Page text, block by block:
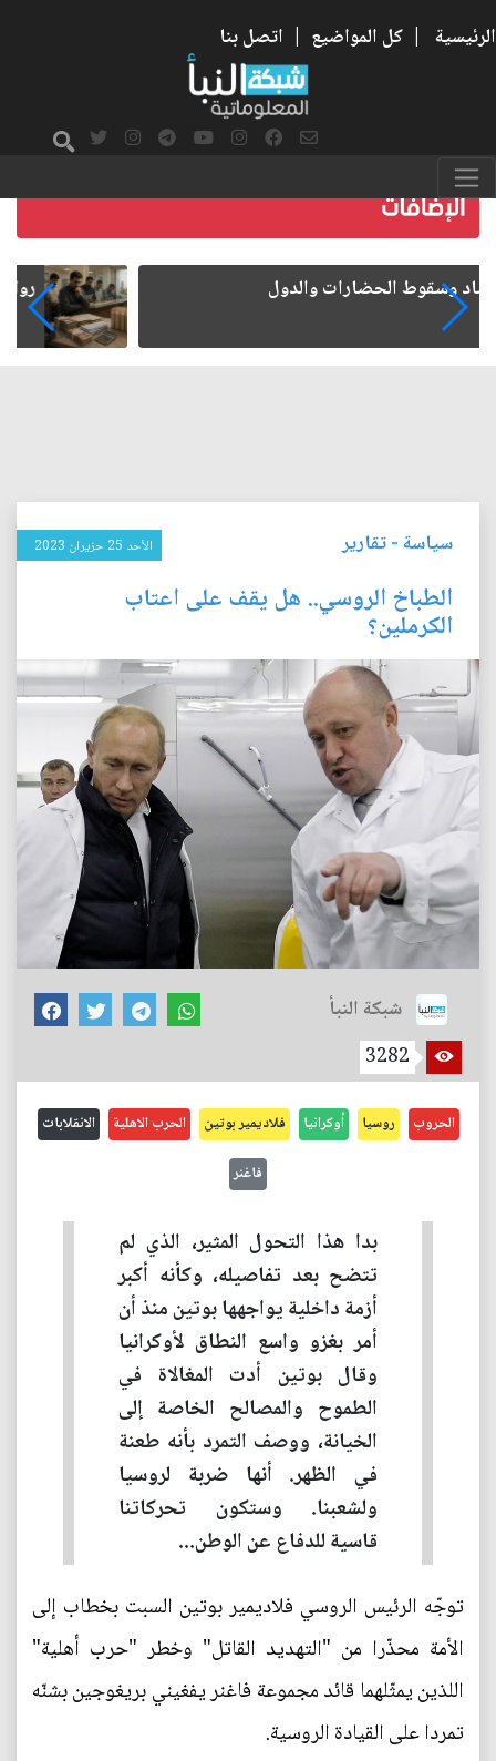
الرئيسية | كل المواضيع | اتصل بنا
رواتب الموظفين على صفيح ساخن
سياسة-تقارير الأحد 25 حزيران 2023
الطباخ الروسي.. هل يقف على اعتاب
الكرملين؟
شبكة النبأ
3282
الحروب روسيا أوكرانيا فلاديمير بوتين الحرب الاهلية الانقلابات
فاغنر
بدا هذا التحول المثير، الذي لم
تتضح بعد تفاصيله، وكأنه أكبر
أزمة داخلية يواجهها بوتين منذ أن
أمر بغزو واسع النطاق لأوكرانيا
وقال بوتين أدت المغالاة في
الطموح والمصالح الخاصة إلى
الخيانة، ووصف التمرد بأنه طعنة
في الظهر. أنها ضربة لروسيا
ولشعبنا. وستكون تحركاتنا
قاسية للدفاع عن الوطن...
توجّه الرئيس الروسي فلاديمير بوتين السبت بخطاب إلى
الأمة محذّرا من "التهديد القاتل" وخطر "حرب أهلية"
اللذين يمثّلهما قائد مجموعة فاغنر يفغيني بريغوجين بشنّه
تمردا على القيادة الروسية.